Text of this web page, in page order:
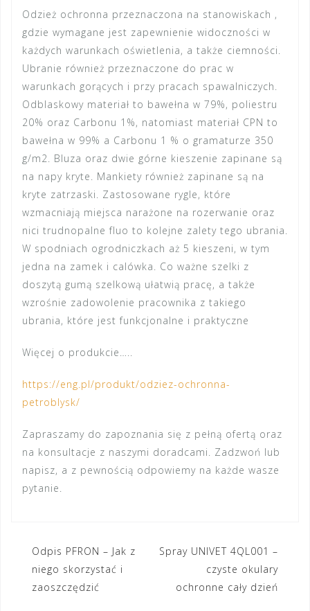
Odzież ochronna przeznaczona na stanowiskach ,
gdzie wymagane jest zapewnienie widoczności w
każdych warunkach oświetlenia, a także ciemności.
Ubranie również przeznaczone do prac w
warunkach gorących i przy pracach spawalniczych.
Odblaskowy materiał to bawełna w 79%, poliestru
20% oraz Carbonu 1%, natomiast materiał CPN to
bawełna w 99% a Carbonu 1 % o gramaturze 350
g/m2. Bluza oraz dwie górne kieszenie zapinane są
na napy kryte. Mankiety również zapinane są na
kryte zatrzaski. Zastosowane rygle, które
wzmacniają miejsca narażone na rozerwanie oraz
nici trudnopalne fluo to kolejne zalety tego ubrania.
W spodniach ogrodniczkach aż 5 kieszeni, w tym
jedna na zamek i calówka. Co ważne szelki z
doszytą gumą szelkową ułatwią pracę, a także
wzrośnie zadowolenie pracownika z takiego
ubrania, które jest funkcjonalne i praktyczne
Więcej o produkcie…..
https://eng.pl/produkt/odziez-ochronna-
petroblysk/
Zapraszamy do zapoznania się z pełną ofertą oraz
na konsultacje z naszymi doradcami. Zadzwoń lub
napisz, a z pewnością odpowiemy na każde wasze
pytanie.
Nawigacja
wpisu
Odpis PFRON – Jak z
niego skorzystać i
zaoszczędzić
Spray UNIVET 4QL001 –
czyste okulary
ochronne cały dzień